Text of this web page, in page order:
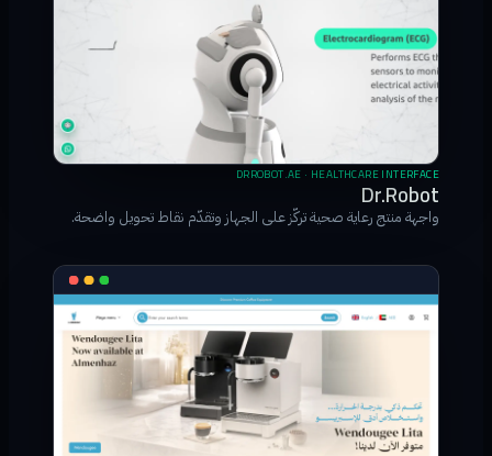
DRROBOT.AE · HEALTHCARE INTERFACE
Dr.Robot
واجهة منتج رعاية صحية تركّز على الجهاز وتقدّم نقاط تحويل واضحة.